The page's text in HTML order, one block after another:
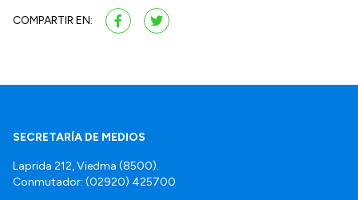
COMPARTIR EN:
SECRETARÍA DE MEDIOS
Laprida 212, Viedma (8500).
Conmutador: (02920) 425700